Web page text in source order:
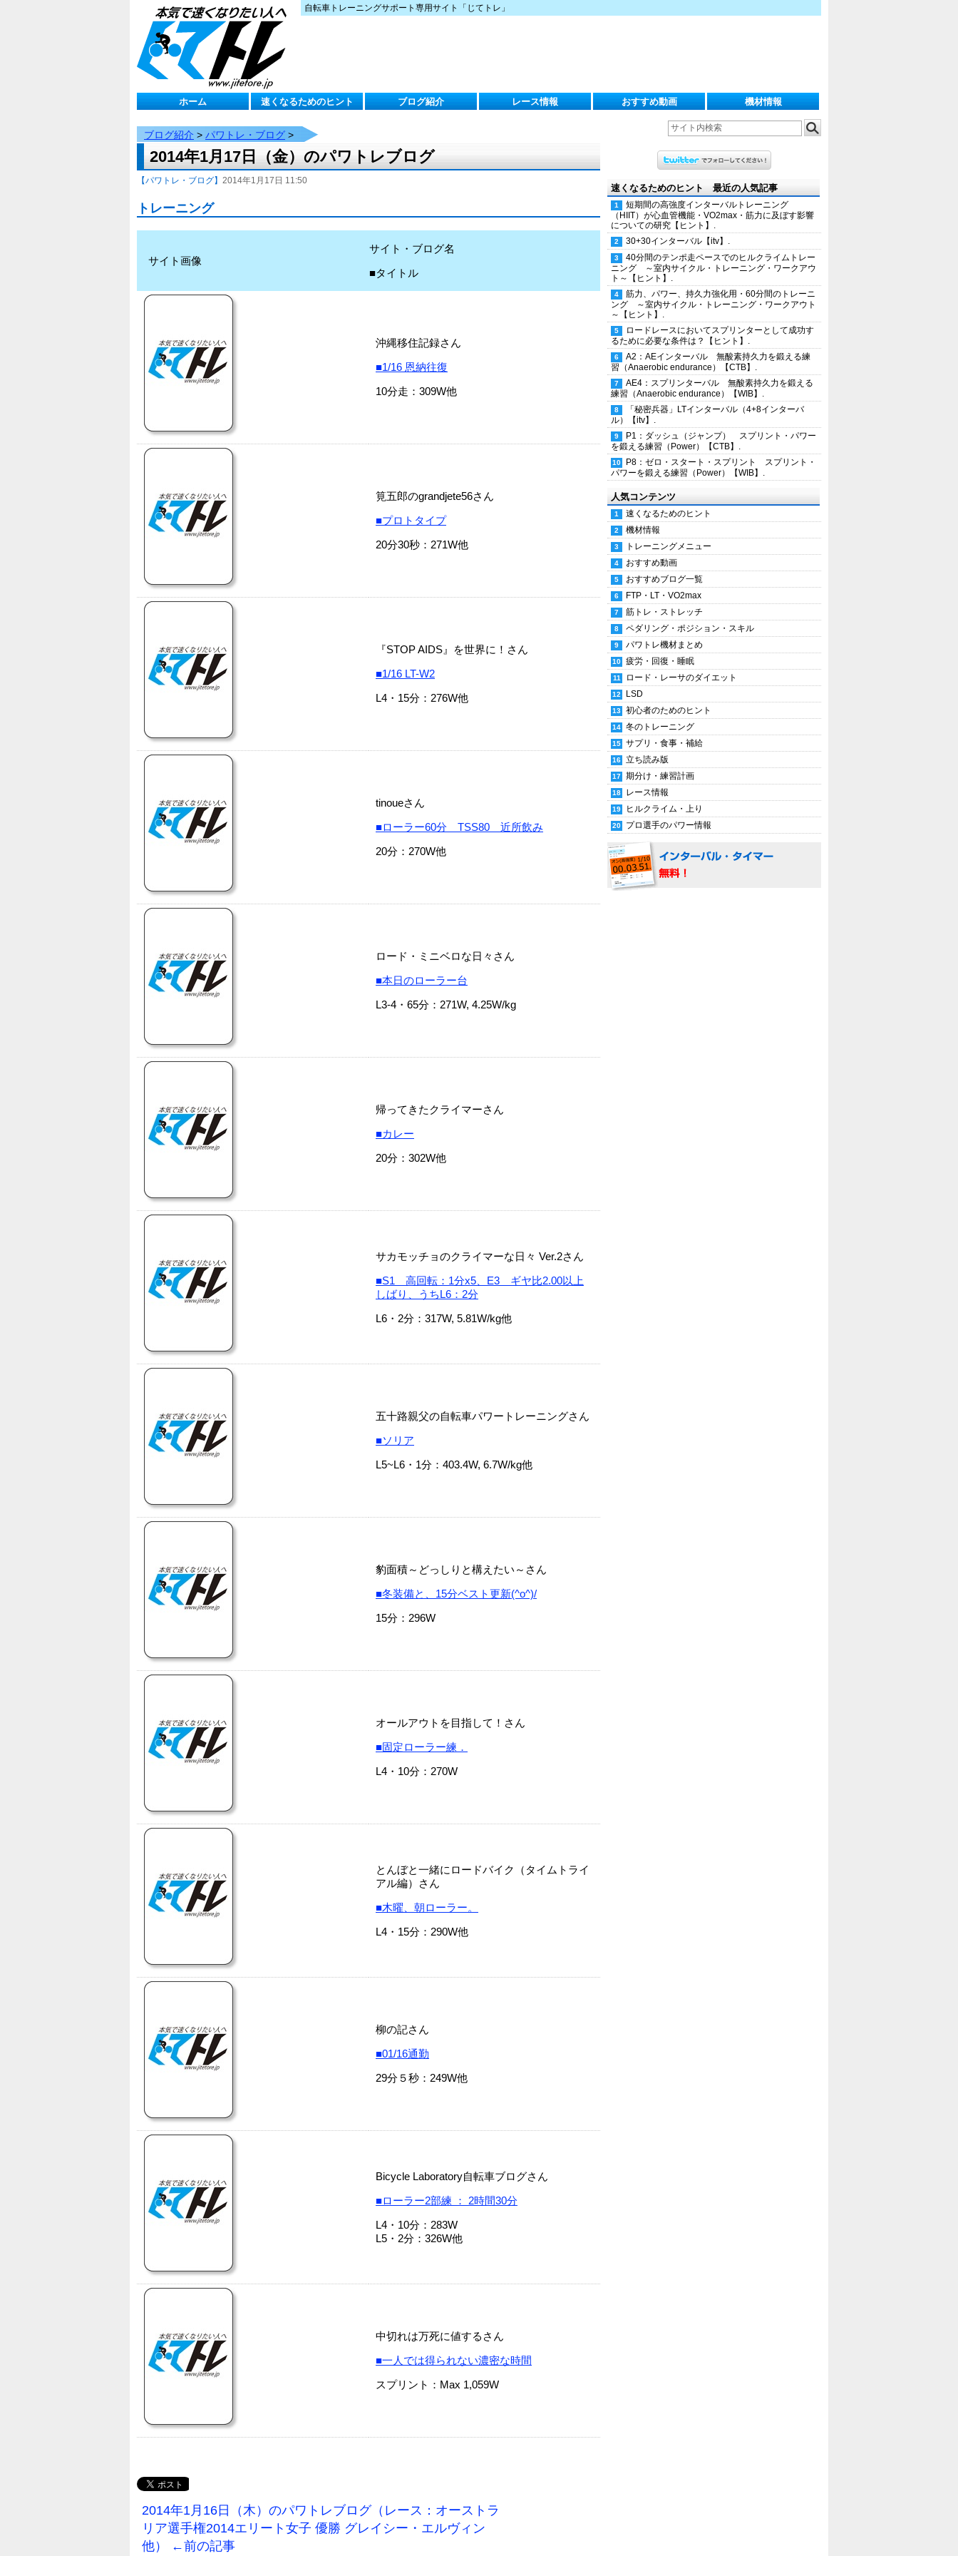
自転車トレーニングサポート専用サイト「じてトレ」
ホーム 速くなるためのヒント ブログ紹介 レース情報 おすすめ動画 機材情報
ブログ紹介 > パワトレ・ブログ>
2014年1月17日（金）のパワトレブログ
【パワトレ・ブログ】 2014年1月17日 11:50
トレーニング
サイト画像
サイト・ブログ名
■タイトル
沖縄移住記録さん
■1/16 恩納往復
10分走：309W他
筧五郎のgrandjete56さん
■プロトタイプ
20分30秒：271W他
『STOP AIDS』を世界に！さん
■1/16 LT-W2
L4・15分：276W他
tinoueさん
■ローラー60分 TSS80 近所飲み
20分：270W他
ロード・ミニベロな日々さん
■本日のローラー台
L3-4・65分：271W, 4.25W/kg
帰ってきたクライマーさん
■カレー
20分：302W他
サカモッチョのクライマーな日々 Ver.2さん
■S1 高回転：1分x5、E3 ギヤ比2.00以上
しばり、うちL6：2分
L6・2分：317W, 5.81W/kg他
五十路親父の自転車パワートレーニングさん
■ソリア
L5~L6・1分：403.4W, 6.7W/kg他
豹面積～どっしりと構えたい～さん
■冬装備と、15分ベスト更新(^o^)/
15分：296W
オールアウトを目指して！さん
■固定ローラー練．
L4・10分：270W
とんぼと一緒にロードバイク（タイムトライ
アル編）さん
■木曜、朝ローラー。
L4・15分：290W他
柳の記さん
■01/16通勤
29分５秒：249W他
Bicycle Laboratory自転車ブログさん
■ローラー2部練 ： 2時間30分
L4・10分：283W
L5・2分：326W他
中切れは万死に値するさん
■一人では得られない濃密な時間
スプリント：Max 1,059W
2014年1月16日（木）のパワトレブログ（レース：オーストラ
リア選手権2014エリート女子 優勝 グレイシー・エルヴィン
他） ←前の記事
速くなるためのヒント 最近の人気記事
短期間の高強度インターバルトレーニング
（HIIT）が心血管機能・VO2max・筋力に及ぼす影響
についての研究【ヒント】.
30+30インターバル【itv】.
40分間のテンポ走ペースでのヒルクライムトレー
ニング ～室内サイクル・トレーニング・ワークアウ
ト～【ヒント】.
筋力、パワー、持久力強化用・60分間のトレーニ
ング ～室内サイクル・トレーニング・ワークアウト
～【ヒント】.
ロードレースにおいてスプリンターとして成功す
るために必要な条件は？【ヒント】.
A2：AEインターバル 無酸素持久力を鍛える練
習（Anaerobic endurance）【CTB】.
AE4：スプリンターバル 無酸素持久力を鍛える
練習（Anaerobic endurance）【WIB】.
「秘密兵器」LTインターバル（4+8インターバ
ル）【itv】.
P1：ダッシュ（ジャンプ） スプリント・パワー
を鍛える練習（Power）【CTB】.
P8：ゼロ・スタート・スプリント スプリント・
パワーを鍛える練習（Power）【WIB】.
人気コンテンツ
速くなるためのヒント
機材情報
トレーニングメニュー
おすすめ動画
おすすめブログ一覧
FTP・LT・VO2max
筋トレ・ストレッチ
ペダリング・ポジション・スキル
パワトレ機材まとめ
疲労・回復・睡眠
ロード・レーサのダイエット
LSD
初心者のためのヒント
冬のトレーニング
サプリ・食事・補給
立ち読み版
期分け・練習計画
レース情報
ヒルクライム・上り
プロ選手のパワー情報